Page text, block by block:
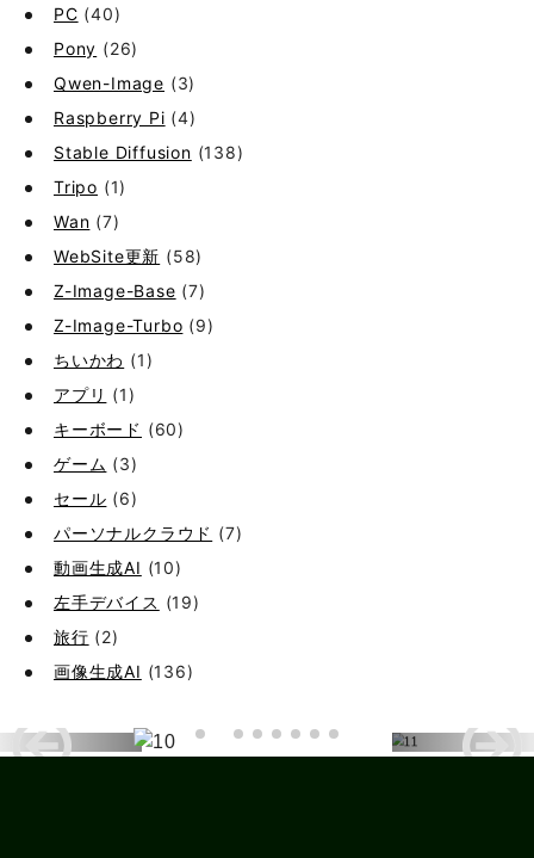
PC (40)
Pony (26)
Qwen-Image (3)
Raspberry Pi (4)
Stable Diffusion (138)
Tripo (1)
Wan (7)
WebSite更新 (58)
Z-Image-Base (7)
Z-Image-Turbo (9)
ちいかわ (1)
アプリ (1)
キーボード (60)
ゲーム (3)
セール (6)
パーソナルクラウド (7)
動画生成AI (10)
左手デバイス (19)
旅行 (2)
画像生成AI (136)